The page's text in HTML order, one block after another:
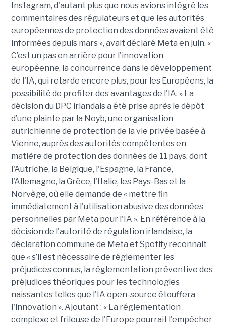
Instagram, d'autant plus que nous avions intégré les
commentaires des régulateurs et que les autorités
européennes de protection des données avaient été
informées depuis mars », avait déclaré Meta en juin. «
C’est un pas en arrière pour l'innovation
européenne, la concurrence dans le développement
de l'IA, qui retarde encore plus, pour les Européens, la
possibilité de profiter des avantages de l'IA. » La
décision du DPC irlandais a été prise après le dépôt
d’une plainte par la Noyb, une organisation
autrichienne de protection de la vie privée basée à
Vienne, auprès des autorités compétentes en
matière de protection des données de 11 pays, dont
l'Autriche, la Belgique, l'Espagne, la France,
l'Allemagne, la Grèce, l'Italie, les Pays-Bas et la
Norvège, où elle demande de « mettre fin
immédiatement à l'utilisation abusive des données
personnelles par Meta pour l'IA ». En référence à la
décision de l'autorité de régulation irlandaise, la
déclaration commune de Meta et Spotify reconnait
que « s’il est nécessaire de réglementer les
préjudices connus, la réglementation préventive des
préjudices théoriques pour les technologies
naissantes telles que l'IA open-source étouffera
l'innovation ». Ajoutant : « La réglementation
complexe et frileuse de l'Europe pourrait l'empêcher